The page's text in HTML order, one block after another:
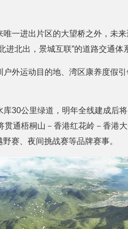
一进出片区的大望桥之外，未
北出，景城互联”的道路交通体
外运动目的地、湾区康养度假
30公里绿道，明年全线建成后
通梧桐山－香港红花岭－香港
赛、夜间挑战赛等品牌赛事。